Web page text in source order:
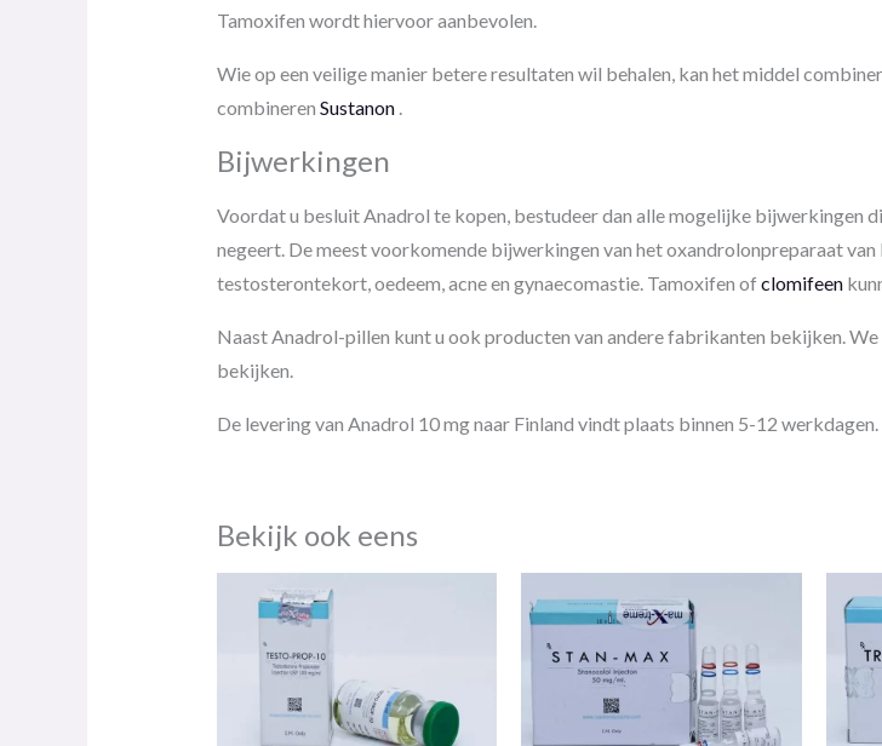
Tamoxifen wordt hiervoor aanbevolen.
Wie op een veilige manier betere resultaten wil behalen, kan het middel
combineren Sustanon.
Bijwerkingen
Voordat u besluit Anadrol te kopen, bestudeer dan alle mogelijke bijwerkingen
negeert. De meest voorkomende bijwerkingen van het oxandrolonpreparaat
testosterontekort, oedeem, acne en gynaecomastie. Tamoxifen of clomifeen
Naast Anadrol-pillen kunt u ook producten van andere fabrikanten bekijken.
bekijken.
De levering van Anadrol 10 mg naar Finland vindt plaats binnen 5-12
Bekijk ook eens